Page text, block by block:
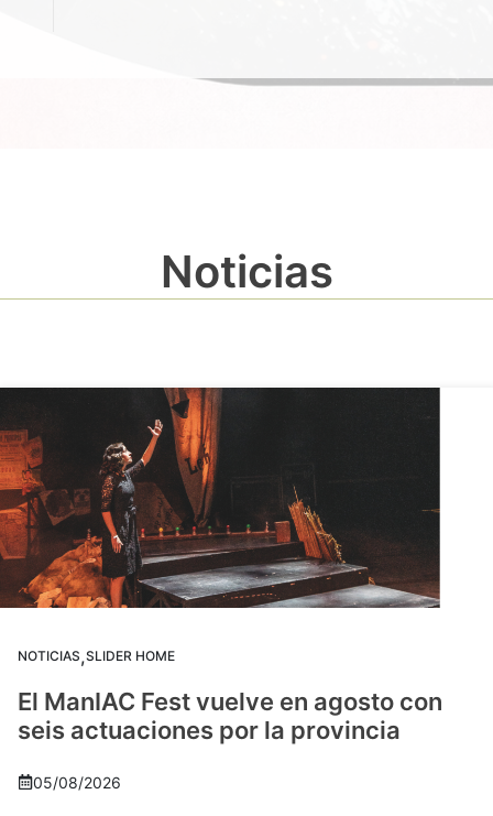
Noticias
NOTICIAS,SLIDER HOME
El ManIAC Fest vuelve en agosto con
seis actuaciones por la provincia
05/08/2026